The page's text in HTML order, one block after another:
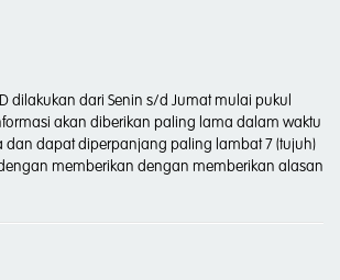
dilakukan dari Senin s/d Jumat mulai pukul
akan diberikan paling lama dalam waktu
dan dapat diperpanjang paling lambat 7 (tujuh)
memberikan dengan memberikan alasan